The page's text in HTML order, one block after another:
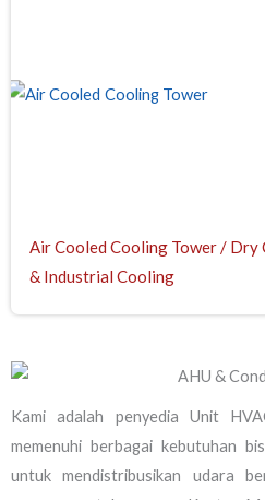
Air Cooled Cooling Tower / Dry
& Industrial Cooling
Kami adalah penyedia Unit
memenuhi berbagai kebutuhan
untuk mendistribusikan udara